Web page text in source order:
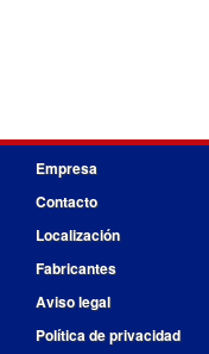
Empresa
Contacto
Localización
Fabricantes
Aviso legal
Política de privacidad